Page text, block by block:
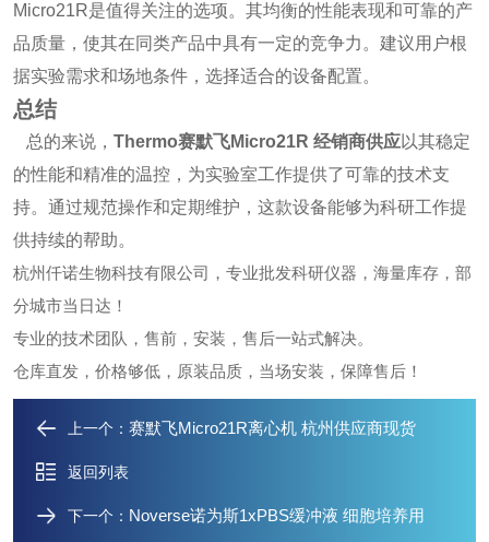
Micro21R是值得关注的选项。其均衡的性能表现和可靠的产
品质量，使其在同类产品中具有一定的竞争力。建议用户根
据实验需求和场地条件，选择适合的设备配置。
总结
总的来说， Thermo赛默飞Micro21R 经销商供应以其稳定
的性能和精准的温控，为实验室工作提供了可靠的技术支
持。通过规范操作和定期维护，这款设备能够为科研工作提
供持续的帮助。
杭州仟诺生物科技有限公司，专业批发科研仪器，海量库存，部
分城市当日达！
专业的技术团队，售前，安装，售后一站式解决。
仓库直发，价格够低，原装品质，当场安装，保障售后！
上一个： 赛默飞Micro21R离心机 杭州供应商现货
返回列表
下一个： Noverse诺为斯1xPBS缓冲液 细胞培养用